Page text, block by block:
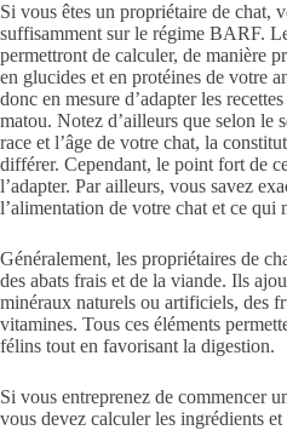
Si vous êtes un propriétaire de chat,
suffisamment sur le régime BARF.
permettront de calculer, de manière
en glucides et en protéines de votre
donc en mesure d’adapter les
matou. Notez d’ailleurs que selon le
race et l’âge de votre chat, la
différer. Cependant, le point fort de
l’adapter. Par ailleurs, vous savez
l’alimentation de votre chat et ce qui
Généralement, les propriétaires de
des abats frais et de la viande. Ils
minéraux naturels ou artificiels, des
vitamines. Tous ces éléments
félins tout en favorisant la digestion.
Si vous entreprenez de commencer
vous devez calculer les ingrédients